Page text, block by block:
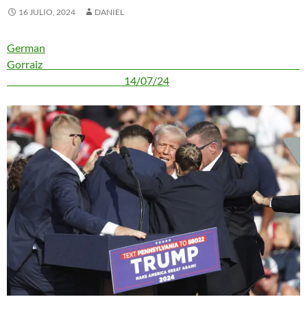
16 JULIO, 2024 DANIEL
German
Gorraiz
14/07/24